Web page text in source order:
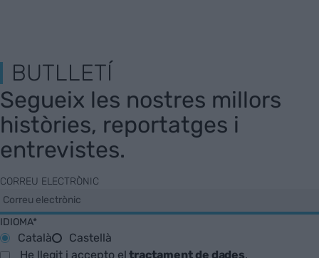
BUTLLETÍ
Segueix les nostres millors
històries, reportatges i
entrevistes.
CORREU ELECTRÒNIC
IDIOMA*
Català
Castellà
He llegit i accepto eltractament de dades.